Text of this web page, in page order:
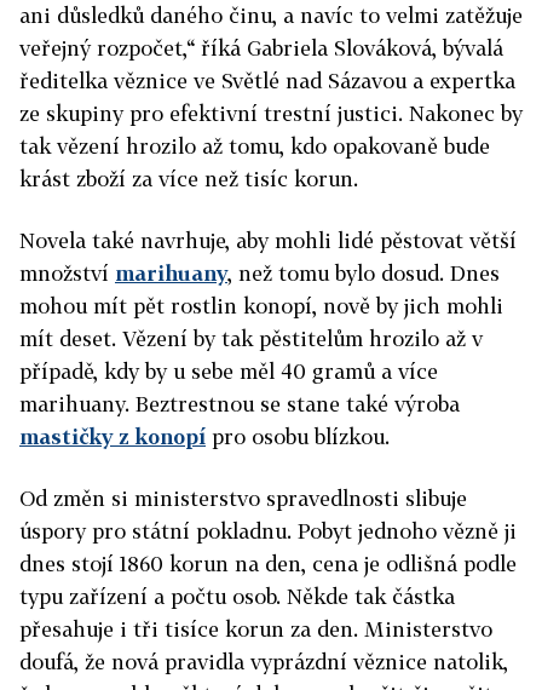
ani důsledků daného činu, a navíc to velmi zatěžuje
veřejný rozpočet,“ říká Gabriela Slováková, bývalá
ředitelka věznice ve Světlé nad Sázavou a expertka
ze skupiny pro efektivní trestní justici. Nakonec by
tak vězení hrozilo až tomu, kdo opakovaně bude
krást zboží za více než tisíc korun.
Novela také navrhuje, aby mohli lidé pěstovat větší
množství marihuany, než tomu bylo dosud. Dnes
mohou mít pět rostlin konopí, nově by jich mohli
mít deset. Vězení by tak pěstitelům hrozilo až v
případě, kdy by u sebe měl 40 gramů a více
marihuany. Beztrestnou se stane také výroba
mastičky z konopí pro osobu blízkou.
Od změn si ministerstvo spravedlnosti slibuje
úspory pro státní pokladnu. Pobyt jednoho vězně ji
dnes stojí 1860 korun na den, cena je odlišná podle
typu zařízení a počtu osob. Někde tak částka
přesahuje i tři tisíce korun za den. Ministerstvo
doufá, že nová pravidla vyprázdní věznice natolik,